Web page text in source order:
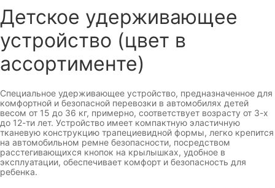
Детское удерживающее
устройство (цвет в
ассортименте)
Специальное удерживающее устройство, предназначенное для
комфортной и безопасной перевозки в автомобилях детей
весом от 15 до 36 кг, примерно, соответствует возрасту от 3-х
до 12-ти лет. Устройство имеет компактную эластичную
тканевую конструкцию трапециевидной формы, легко крепится
на автомобильном ремне безопасности, посредством
расстегивающихся кнопок на крылышках, удобное в
эксплуатации, обеспечивает комфорт и безопасность для
ребенка.